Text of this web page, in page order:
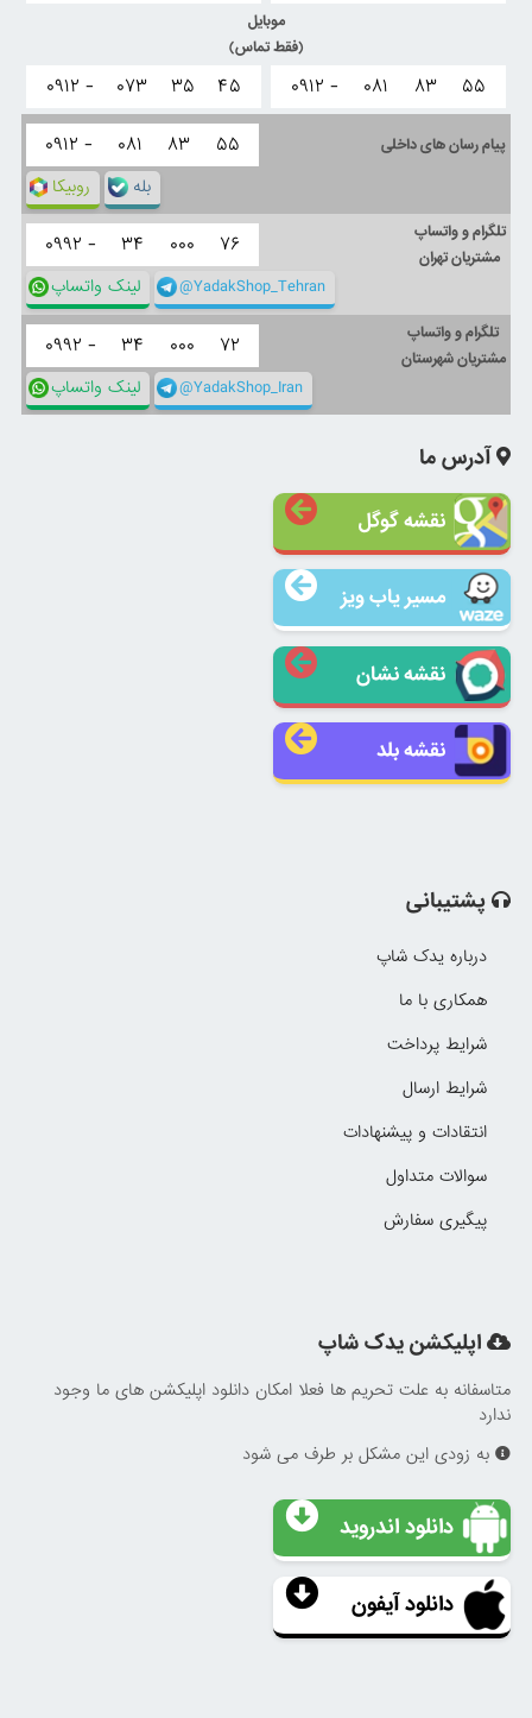
موبایل
(فقط تماس)
۰۹۱۲ - ۰۸۱ ۸۳ ۵۵ ۰۹۱۲ - ۰۷۳ ۳۵ ۴۵
پیام رسان های داخلی ۰۹۱۲ - ۰۸۱ ۸۳ ۵۵
روبیکا بله
تلگرام و واتساپ
مشتریان تهران
۰۹۹۲ - ۳۴ ۰۰۰ ۷۶
لینک واتساپ @YadakShop_Tehran
تلگرام و واتساپ
مشتریان شهرستان
۰۹۹۲ - ۳۴ ۰۰۰ ۷۲
لینک واتساپ @YadakShop_Iran
آدرس ما
نقشه گوگل
مسیر یاب ویز
نقشه نشان
نقشه بلد
پشتیبانی
درباره یدک شاپ
همکاری با ما
شرایط پرداخت
شرایط ارسال
انتقادات و پیشنهادات
سوالات متداول
پیگیری سفارش
اپلیکشن یدک شاپ
متاسفانه به علت تحریم ها فعلا امکان دانلود اپلیکشن های ما وجود
ندارد
به زودی این مشکل بر طرف می شود
دانلود اندروید
دانلود آیفون